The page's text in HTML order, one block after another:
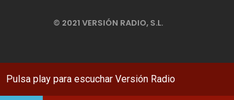
© 2021 VERSIÓN RADIO, S.L.